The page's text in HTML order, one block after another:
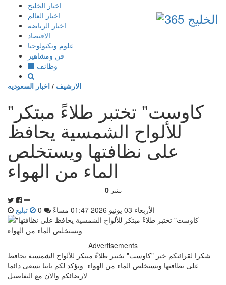
إذهب
المحتوى
اخبار الخليج
اخبار العالم
اخبار الرياضه
الاقتصاد
علوم وتكنولوجيا
فن ومشاهير
وظائف
الارشيف / اخبار السعوديه
"كاوست" تختبر طلاءً مبتكر
للألواح الشمسية يحافظ
على نظافتها ويستخلص
0 نشر
الأربعاء 03 يونيو 2026 01:47 مساءً تبليغ
Advertisements
شكرا لقرائتكم خبر "كاوست" تختبر طلاءً مبتكر للألواح الشمسية يحافظ
على نظافتها ويستخلص الماء من الهواء ونؤكد لكم باننا نسعى دائما
لارضائكم والان مع التفاصيل